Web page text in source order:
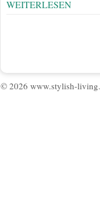
WEITERLESEN
© 2026 www.stylish-